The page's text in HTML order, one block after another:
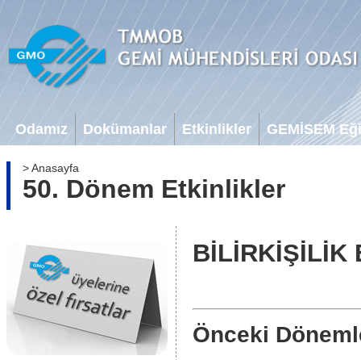
Odamız Dokümanlar Etkinlikler GEMİSEM
> Anasayfa
50. Dönem Etkinlikler
BİLİRKİŞİLİK
Önceki